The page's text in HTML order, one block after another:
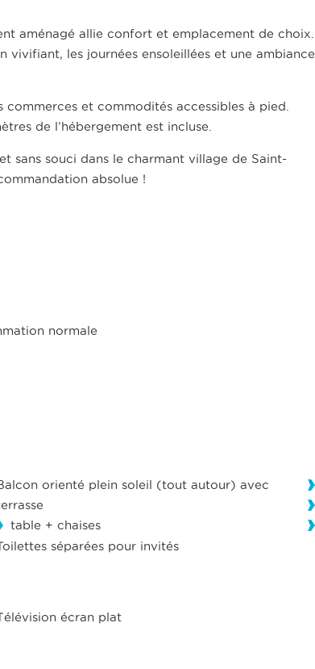
aménagé allie confort et emplacement de choix.
vivifiant, les journées ensoleillées et une ambiance
et commodités accessibles à pied.
de l’hébergement est incluse.
sans souci dans le charmant village de Saint-
absolue !
normale
orienté plein soleil (tout autour) avec
table + chaises
séparées pour invités
écran plat